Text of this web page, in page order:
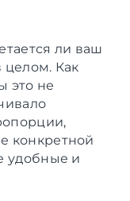
ли ваш
целом. Как
это не
конкретной
удобные и